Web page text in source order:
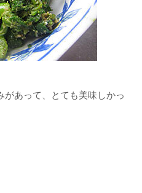
あって、とても美味しかっ